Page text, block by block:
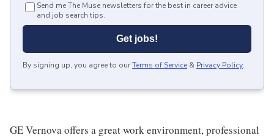
Send me The Muse newsletters for the best in career advice
and job search tips.
Get jobs!
By signing up, you agree to ourTerms of Service & Privacy Policy.
GE Vernova offers a great work environment, professional